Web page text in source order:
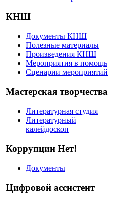
КНШ
Документы КНШ
Полезные материалы
Произведения КНШ
Мероприятия в помощь
Сценарии мероприятий
Мастерская творчества
Литературная студия
Литературный
калейдоскоп
Коррупции Нет!
Документы
Цифровой ассистент